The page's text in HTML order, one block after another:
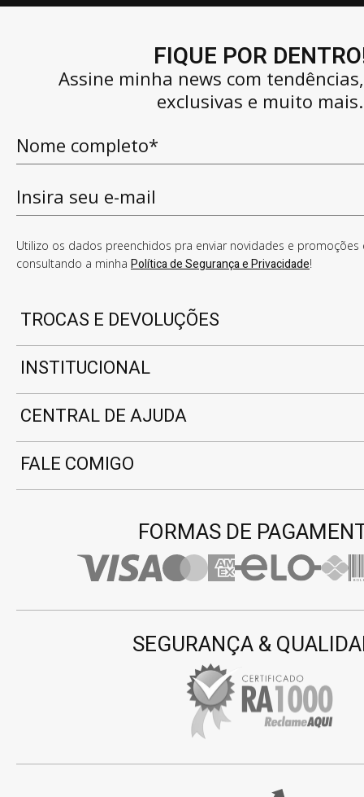
FIQUE POR
Assine minha news com
exclusivas e muito mais.
Utilizo os dados preenchidos pra enviar novidades e promoções
consultando a minha Política de Segurança e Privacidade!
TROCAS E DEVOLUÇÕES
INSTITUCIONAL
CENTRAL DE AJUDA
FALE COMIGO
SEGURANÇA &
FORMAS DE